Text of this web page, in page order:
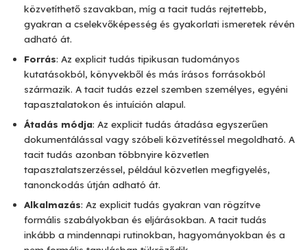
közvetíthető szavakban, míg a tacit tudás rejtettebb,
gyakran a cselekvőképesség és gyakorlati ismeretek révén
adható át.
Forrás: Az explicit tudás tipikusan tudományos
kutatásokból, könyvekből és más írásos forrásokból
származik. A tacit tudás ezzel szemben személyes, egyéni
tapasztalatokon és intuíción alapul.
Átadás módja: Az explicit tudás átadása egyszerűen
dokumentálással vagy szóbeli közvetítéssel megoldható. A
tacit tudás azonban többnyire közvetlen
tapasztalatszerzéssel, például közvetlen megfigyelés,
tanonckodás útján adható át.
Alkalmazás: Az explicit tudás gyakran van rögzítve
formális szabályokban és eljárásokban. A tacit tudás
inkább a mindennapi rutinokban, hagyományokban és a